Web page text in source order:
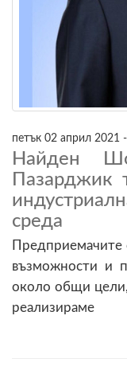
петък 02 април 2021
Найден
Пазарджик
среда
Предприемачите
възможности и
около общи
реализираме